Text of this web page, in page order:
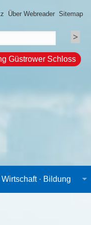
Über Webreader Sitemap
Güstrower Schloss
Wirtschaft · Bildung